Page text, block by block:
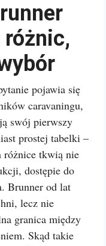
pojawia się
caravaningu,
swój pierwszy
prostej tabelki –
tkwią nie
dostępie do
Brunner od lat
lecz nie
granica między
Skąd takie